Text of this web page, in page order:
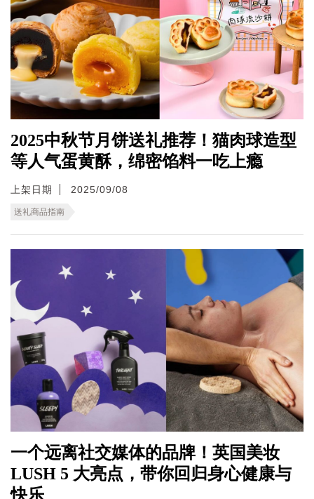
2025中秋节月饼送礼推荐！猫肉球造型
等人气蛋黄酥，绵密馅料一吃上瘾
上架日期 2025/09/08
送礼商品指南
一个远离社交媒体的品牌！英国美妆
LUSH 5 大亮点，带你回归身心健康与
快乐